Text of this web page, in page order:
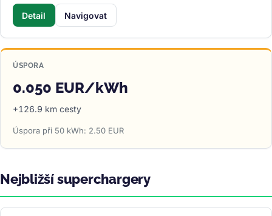
Detail Navigovat
ÚSPORA
0.050 EUR/kWh
+126.9 km cesty
Úspora při 50 kWh: 2.50 EUR
Nejbližší superchargery